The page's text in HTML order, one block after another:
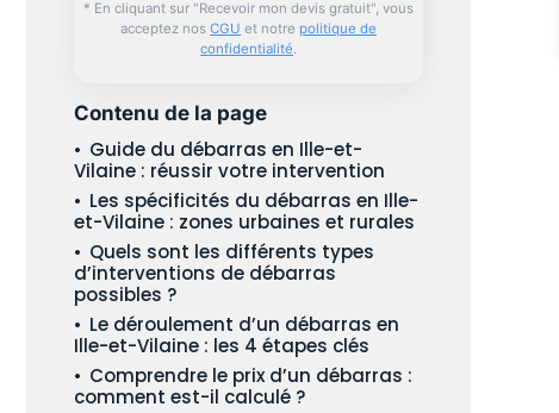
* En cliquant sur "Recevoir mon devis gratuit", vous
acceptez nosCGU et notre politique de
confidentialité.
Contenu de la page
Guide du débarras en Ille-et-
Vilaine : réussir votre intervention
Les spécificités du débarras en Ille-
et-Vilaine : zones urbaines et rurales
Quels sont les différents types
d’interventions de débarras
possibles ?
Le déroulement d’un débarras en
Ille-et-Vilaine : les 4 étapes clés
Comprendre le prix d’un débarras :
comment est-il calculé ?